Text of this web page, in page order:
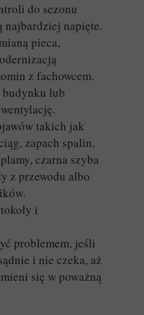
do sezonu
najbardziej napięte.
pieca,
z fachowcem.
budynku lub
takich jak
zapach spalin,
czarna szyba
z przewodu albo
i
problemem, jeśli
i nie czeka, aż
się w poważną